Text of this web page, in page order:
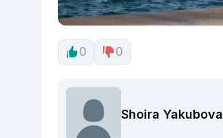
0 0
Shoira Yakubova